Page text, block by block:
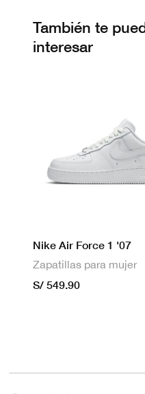
También te
interesar
Nike Air Force 1 '07
Zapatillas para mujer
S/ 549.90